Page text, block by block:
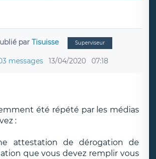
parTisuisse Superviseur
messages 13/04/2020 07:18
été répété par les médias
:
attestation de dérogation de
que vous devez remplir vous